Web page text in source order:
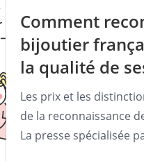
Comment
bijoutier
la qualité de
Les prix et les
de la reconnaissance
La presse spécialisée